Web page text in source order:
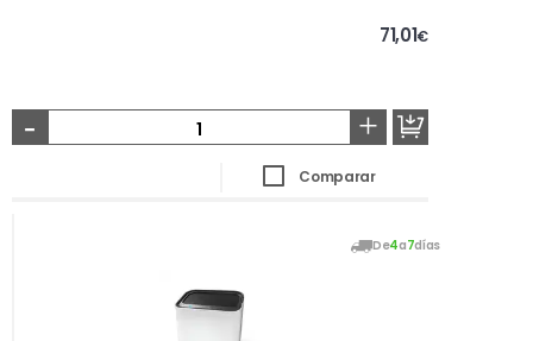
71,01€
- +
Comparar
De4a7días